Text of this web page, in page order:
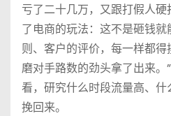
亏了二十几万，又跟打假人
了电商的玩法：这不是砸钱
则、客户的评价，每一样都
磨对手路数的劲头拿了出来
看，研究什么时段流量高、
挽回来。